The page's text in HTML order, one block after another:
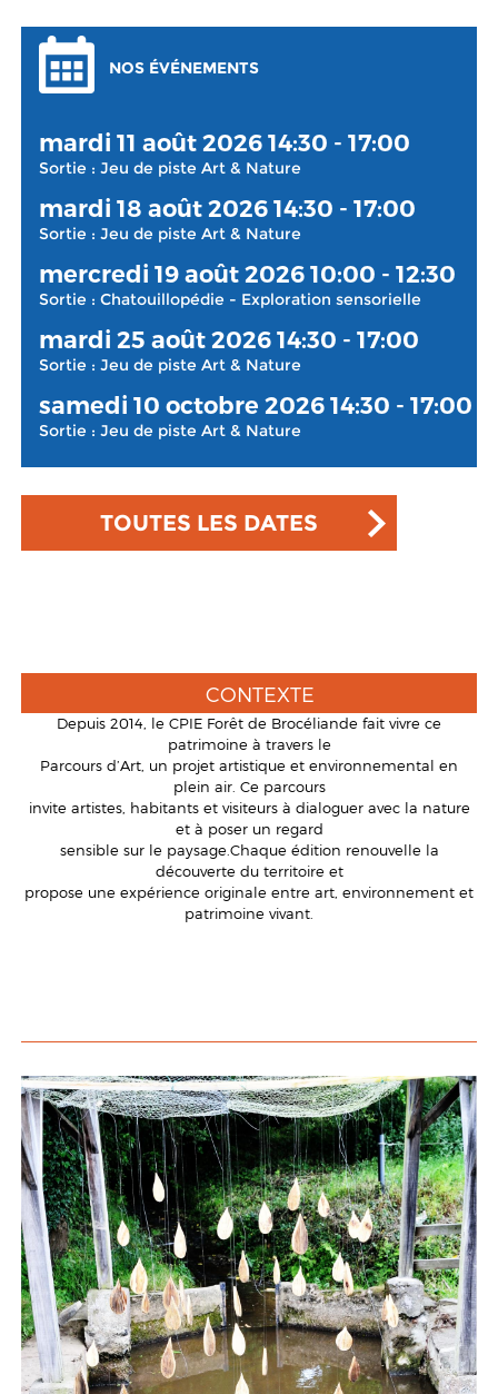
NOS ÉVÉNEMENTS
mardi 11 août 2026 14:30 - 17:00
Sortie : Jeu de piste Art & Nature
mardi 18 août 2026 14:30 - 17:00
Sortie : Jeu de piste Art & Nature
mercredi 19 août 2026 10:00 - 12:30
Sortie : Chatouillopédie - Exploration sensorielle
mardi 25 août 2026 14:30 - 17:00
Sortie : Jeu de piste Art & Nature
samedi 10 octobre 2026 14:30 - 17:00
Sortie : Jeu de piste Art & Nature
TOUTES LES DATES
CONTEXTE
Depuis 2014, le CPIE Forêt de Brocéliande fait vivre ce
patrimoine à travers le
Parcours d’Art, un projet artistique et environnemental en
plein air. Ce parcours
invite artistes, habitants et visiteurs à dialoguer avec la nature
et à poser un regard
sensible sur le paysage.Chaque édition renouvelle la
découverte du territoire et
propose une expérience originale entre art, environnement et
patrimoine vivant.